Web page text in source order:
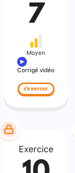
7
Moyen
Corrigé vidéo
s'exercer
Exercice